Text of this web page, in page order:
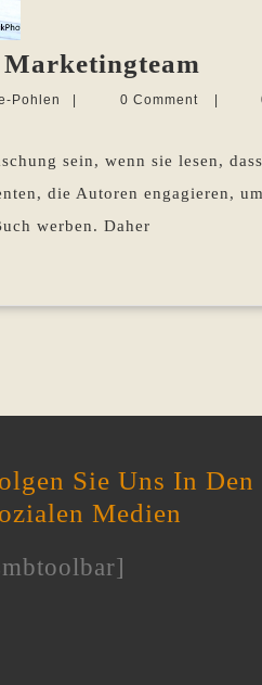
im
Pohlen
Martina
0 Comment
sein, wenn sie lesen,
die Autoren engagieren,
werben. Daher
Sie Uns In Den
Medien